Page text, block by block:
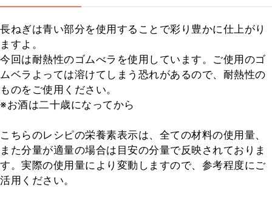
長ねぎは青い部分を使用することで彩り豊かに仕上がり
ますよ。
今回は耐熱性のゴムべラを使用しています。ご使用のゴ
ムベラよっては溶けてしまう恐れがあるので、耐熱性の
ものをご使用ください。
※お酒は二十歳になってから
こちらのレシピの栄養素表示は、全ての材料の使用量、
また分量が適量の場合は目安の分量で反映されておりま
す。実際の使用量により変動しますので、参考程度にご
活用ください。